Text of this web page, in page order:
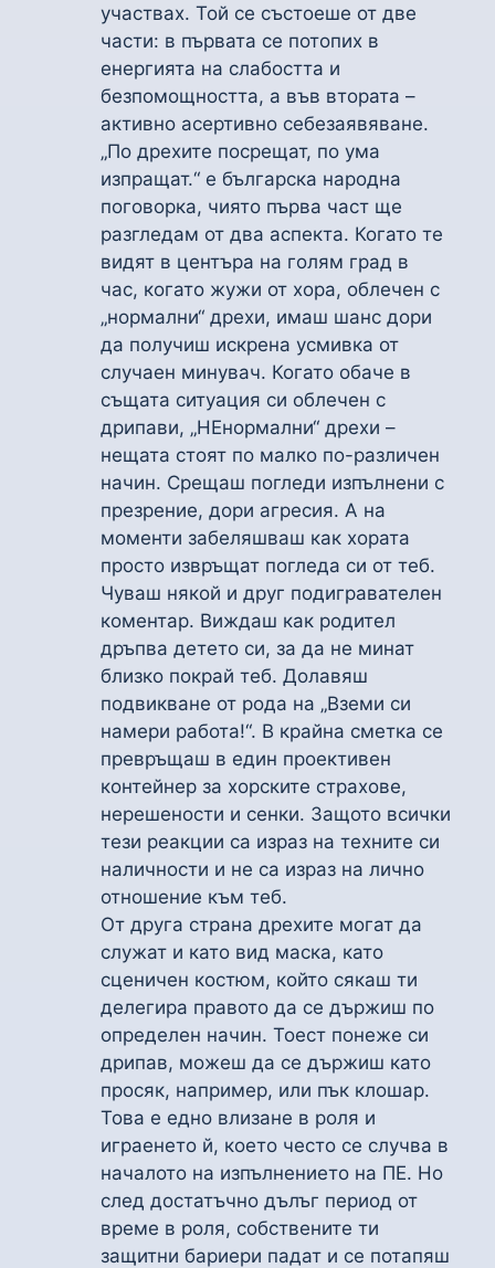
участвах. Той се състоеше от две
части: в първата се потопих в
енергията на слабостта и
безпомощността, а във втората –
активно асертивно себезаявяване.
„По дрехите посрещат, по ума
изпращат.“ е българска народна
поговорка, чиято първа част ще
разгледам от два аспекта. Когато те
видят в центъра на голям град в
час, когато жужи от хора, облечен с
„нормални“ дрехи, имаш шанс дори
да получиш искрена усмивка от
случаен минувач. Когато обаче в
същата ситуация си облечен с
дрипави, „НЕнормални“ дрехи –
нещата стоят по малко по-различен
начин. Срещаш погледи изпълнени с
презрение, дори агресия. А на
моменти забеляшваш как хората
просто извръщат погледа си от теб.
Чуваш някой и друг подигравателен
коментар. Виждаш как родител
дръпва детето си, за да не минат
близко покрай теб. Долавяш
подвикване от рода на „Вземи си
намери работа!“. В крайна сметка се
превръщаш в един проективен
контейнер за хорските страхове,
нерешености и сенки. Защото всички
тези реакции са израз на техните си
наличности и не са израз на лично
отношение към теб.
От друга страна дрехите могат да
служат и като вид маска, като
сценичен костюм, който сякаш ти
делегира правото да се държиш по
определен начин. Тоест понеже си
дрипав, можеш да се държиш като
просяк, например, или пък клошар.
Това е едно влизане в роля и
играенето й, което често се случва в
началото на изпълнението на ПЕ. Но
след достатъчно дълъг период от
време в роля, собствените ти
защитни бариери падат и се потапяш